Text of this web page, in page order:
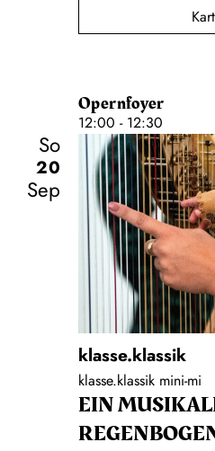
Opernfoyer
12:00 - 12:30
So
20
Sep
klasse.klassik
klasse.klassik mini-mi
EIN